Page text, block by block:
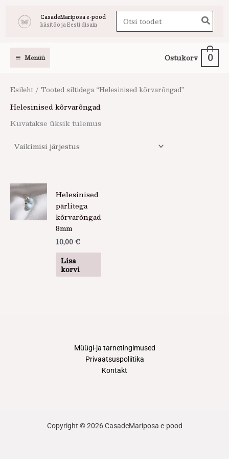
CasadeMariposa e-pood
käsitöö ja Eesti disain
Search
for:
Menüü Ostukorv 0
Esileht / Tooted siltidega “Helesinised kõrvarõngad”
Helesinised kõrvarõngad
Kuvatakse üksik tulemus
Helesinised
pärlitega
kõrvarõngad
8mm
10,00 €
Lisa
korvi
Müügi-ja tarnetingimused
Privaatsuspoliitika
Kontakt
Copyright © 2026 CasadeMariposa e-pood